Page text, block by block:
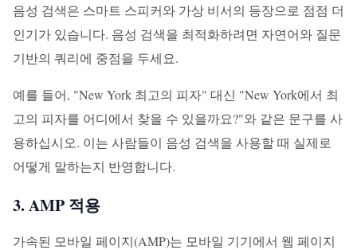
음성 검색은 스마트 스피커와 가상 비서의 등장으로 점점 더
인기가 있습니다. 음성 검색을 최적화하려면 자연어와 질문
기반의 쿼리에 중점을 두세요.
예를 들어, "New York 최고의 피자" 대신 "New York에서 최
고의 피자를 어디에서 찾을 수 있을까요?"와 같은 문구를 사
용하십시오. 이는 사람들이 음성 검색을 사용할 때 실제로
어떻게 말하는지 반영합니다.
3. AMP 적용
가속된 모바일 페이지(AMP)는 모바일 기기에서 웹 페이지